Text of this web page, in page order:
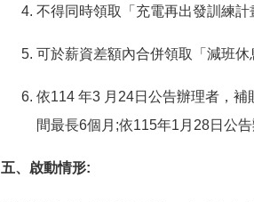
不得同時領取「充電再出發訓練
可於薪資差額內合併領取「減班休
依114 年3 月24日公告辦理者，
間最長6個月;依115年1月28日公
五、啟動情形: